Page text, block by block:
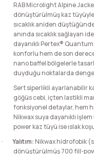
RAB Microlight Alpine
dönüştürülmüş kaz
sıcaklık aniden
anında sıcaklık sağlayan
dayanıklı Pertex®
konforlu hem de son
nano baffel bölgelerle
duyduğu noktalarda
Sert siperlikli ayarlanabilir
göğüs cebi, içten lastikli
fonksiyonel detaylar, hem
Nikwax suya dayanıklı
power kaz tüyü ise ıslak
· Yalıtım: Nikwax hidrofobik
dönüştürülmüş 700 fill-